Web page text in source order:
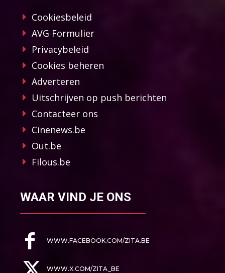
Cookiesbeleid
AVG Formulier
Privacybeleid
Cookies beheren
Adverteren
Uitschrijven op push berichten
Contacteer ons
Cinenews.be
Out.be
Filous.be
WAAR VIND JE ONS
WWW.FACEBOOK.COM/ZITA.BE
WWW.X.COM/ZITA_BE